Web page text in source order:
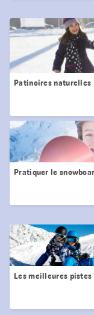
Patinoires naturelles
Pratiquer le
Les meilleures pistes